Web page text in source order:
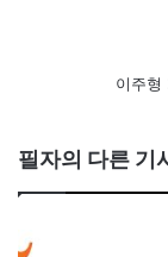
이주
필자의 다른 기